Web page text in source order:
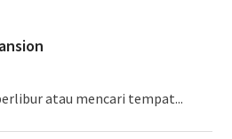
atau mencari tempat...